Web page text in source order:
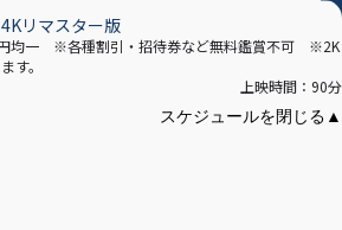
4Kリマスター版
円均一 ※各種割引・招待券など無料鑑賞不可 ※2K
す。
上映時間：90分